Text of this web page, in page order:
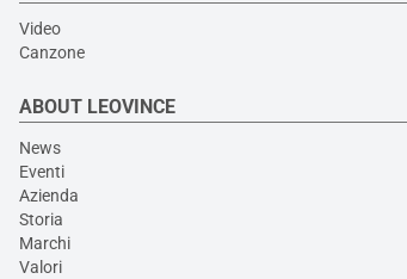
Video
Canzone
ABOUT LEOVINCE
News
Eventi
Azienda
Storia
Marchi
Valori